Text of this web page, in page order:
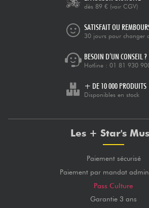
dès 89 € (voir CGV)
SATISFAIT OU
30 jours pour changer
BESOIN D’UN CONSEIL ?
Hotline : 01 81 930
+ DE 10 000 PRODUITS
Disponibles en stock
Les + Star's
Paiement sécurisé
Paiement par mandat
Pass Culture
Garantie 3 ans